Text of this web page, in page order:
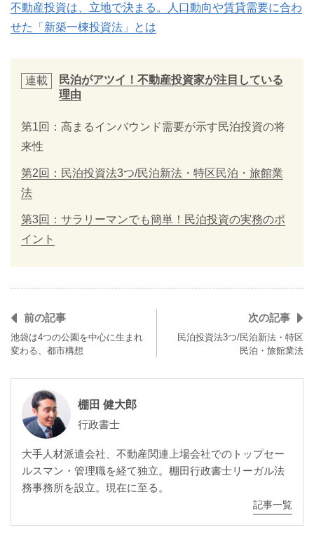
不動産投資は、立地で決まる。人口動向や賃貸需要に合わ
せた「新築一棟投資法」とは
連載
民泊がアツイ！不動産投資家が注目している
理由
第1回：高まるインバウンド需要が示す民泊投資の将
来性
第2回：民泊投資法3つ/民泊新法・特区民泊・旅館業
法
第3回：サラリーマンでも簡単！民泊投資の実務のポ
イント
前の記事
池袋は4つの公園を中心に生まれ
変わる、都市構想
次の記事
民泊投資法3つ/民泊新法・特区
民泊・旅館業法
棚田 健大郎
行政書士
大手人材派遣会社、不動産関連上場会社でのトップセー
ルスマン・管理職を経て独立。棚田行政書士リーガル法
務事務所を設立。現在に至る。
記事一覧